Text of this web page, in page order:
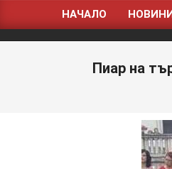
Primary
Navigation
НАЧАЛО
Пиар на